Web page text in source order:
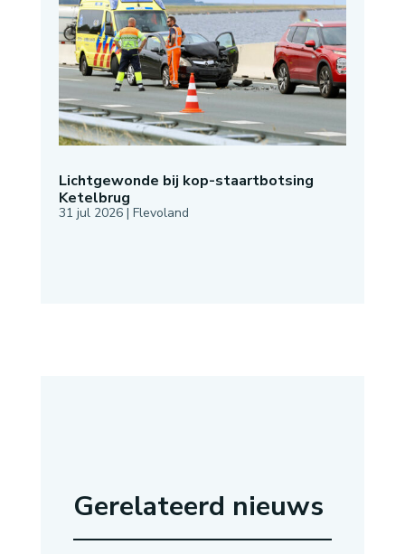
Lichtgewonde bij kop-staartbotsing
Ketelbrug
31 jul 2026| Flevoland
Gerelateerd nieuws